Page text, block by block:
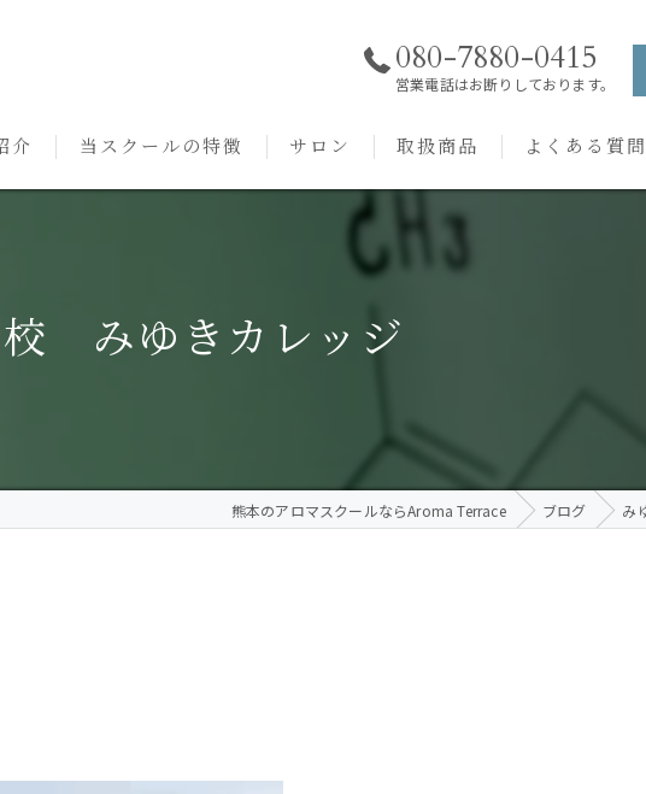
080-7880-0415
営業電話はお断りしております。
介
・インストラクターコース
ークアロマ リンパドレナージュコース
当スクールの特徴
セルフメディケーション
サロン
サロンメニュー
施術事例
取扱商品
PRANAROM
よくある質問
みゆきカレッジ
熊本のアロマスクールならAroma Terrace ブログ み